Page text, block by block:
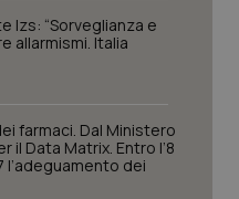
Izs: “Sorveglianza e
allarmismi. Italia
farmaci. Dal Ministero
il Data Matrix. Entro l’8
dei
Fornitore/Dominio
YouTube